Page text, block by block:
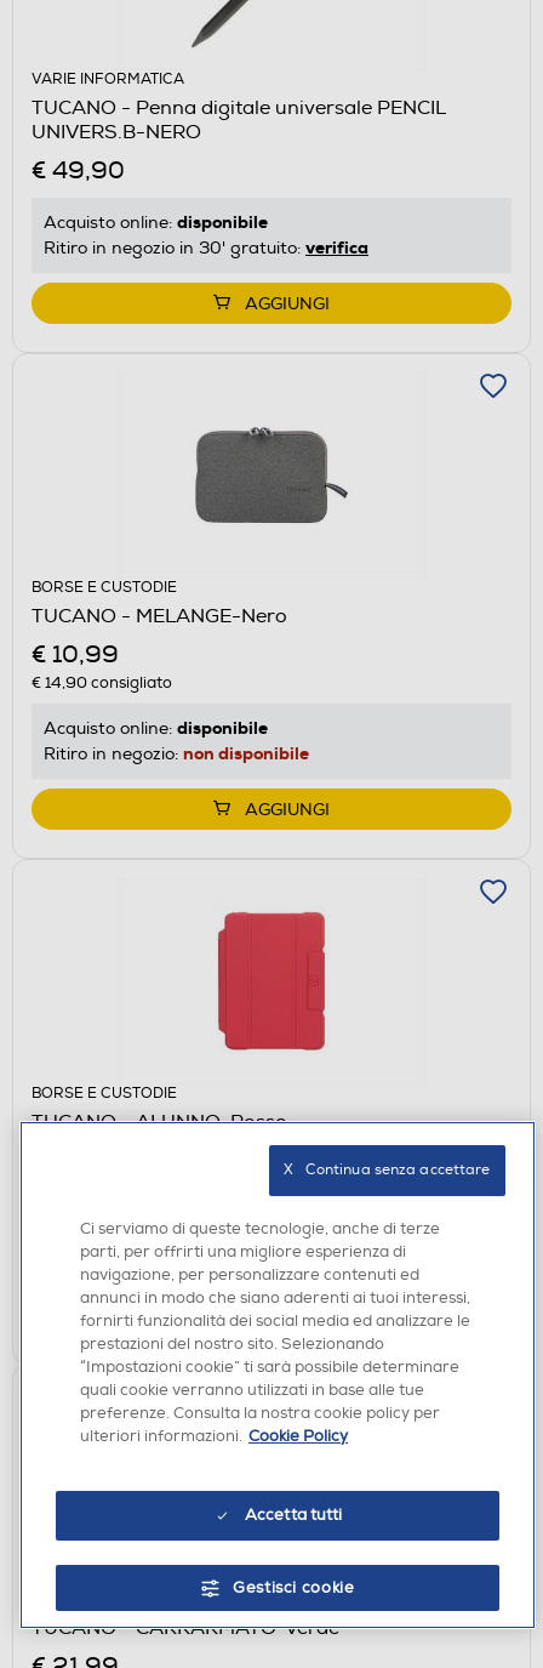
VARIE INFORMATICA
TUCANO - Penna digitale universale PENCIL
UNIVERS.B-NERO
€ 49,90
Acquisto online: disponibile
Ritiro in negozio in 30' gratuito: verifica
AGGIUNGI
BORSE E CUSTODIE
TUCANO - MELANGE-Nero
€ 10,99
€ 14,90consigliato
Acquisto online: disponibile
Ritiro in negozio: non disponibile
AGGIUNGI
BORSE E CUSTODIE
TUCANO - ALUNNO-Rosso
Acquisto online:disponibile
Ritiro in negozio in 30' gratuito: verifica
AGGIUNGI
TUCANO - CARRARMATO-Verde
Ci serviamo di queste tecnologie, anche di terze
parti, per offrirti una migliore esperienza di
navigazione, per personalizzare contenuti ed
annunci in modo che siano aderenti ai tuoi interessi,
fornirti funzionalità dei social media ed analizzare le
prestazioni del nostro sito. Selezionando
“Impostazioni cookie” ti sarà possibile determinare
quali cookie verranno utilizzati in base alle tue
preferenze. Consulta la nostra cookie policy per
ulteriori informazioni. Cookie Policy
Accetta tutti
Gestisci cookie
X   Continua senza accettare